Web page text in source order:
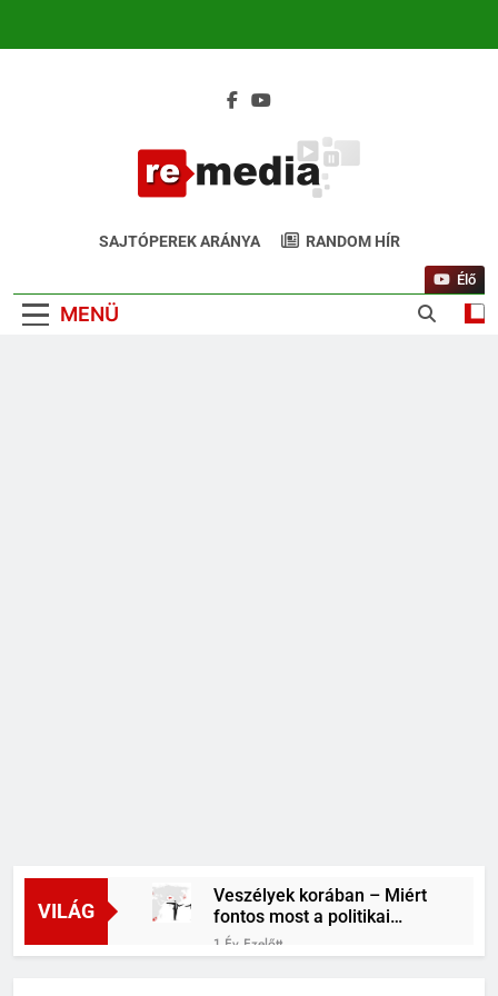
ReMedia.hu
Gyógyír Az Egyoldalúságra
SAJTÓPEREK ARÁNYA RANDOM HÍR
MENÜ
Élő
VILÁG
Veszélyek korában – Miért
fontos most a politikai
stabilitás?
1 Év Ezelőtt